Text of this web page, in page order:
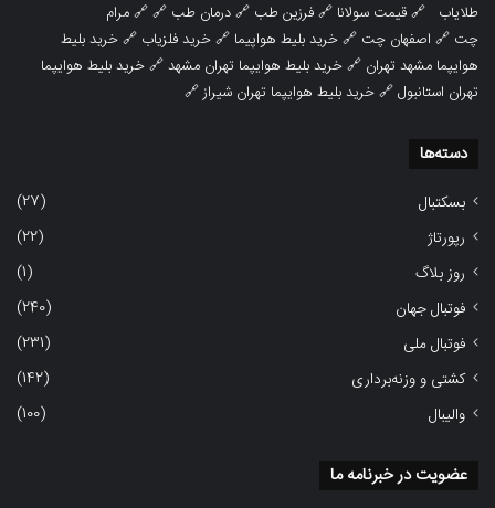
طلایاب 🔗قیمت سولانا 🔗فرزین طب 🔗درمان طب 🔗 🔗مرام
چت 🔗 اصفهان چت 🔗خرید بلیط هواپیما 🔗خرید فلزیاب 🔗خرید بلیط
هوایپما مشهد تهران 🔗خرید بلیط هوایپما تهران مشهد🔗خرید بلیط هوایپما
تهران استانبول🔗خرید بلیط هوایپما تهران شیراز🔗
دسته‌ها
بسکتبال
(27)
رپورتاژ
(22)
روز بلاگ
(1)
فوتبال جهان
(240)
فوتبال ملی
(231)
کشتی و وزنه‌برداری
(142)
والیبال
(100)
عضویت در خبرنامه ما